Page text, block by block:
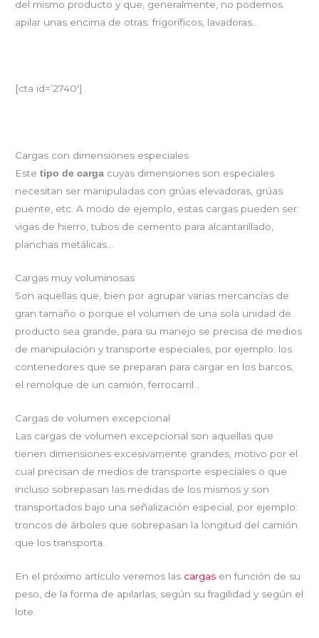
del mismo producto y que, generalmente, no podemos
apilar unas encima de otras: frigoríficos, lavadoras…
[cta id=’2740′]
Cargas con dimensiones especiales
Estetipo de carga cuyas dimensiones son especiales
necesitan ser manipuladas con grúas elevadoras, grúas
puente, etc. A modo de ejemplo, estas cargas pueden ser:
vigas de hierro, tubos de cemento para alcantarillado,
planchas metálicas…
Cargas muy voluminosas
Son aquellas que, bien por agrupar varias mercancías de
gran tamaño o porque el volumen de una sola unidad de
producto sea grande, para su manejo se precisa de medios
de manipulación y transporte especiales, por ejemplo: los
contenedores que se preparan para cargar en los barcos,
el remolque de un camión, ferrocarril…
Cargas de volumen excepcional
Las cargas de volumen excepcional son aquellas que
tienen dimensiones excesivamente grandes, motivo por el
cual precisan de medios de transporte especiales o que
incluso sobrepasan las medidas de los mismos y son
transportados bajo una señalización especial, por ejemplo:
troncos de árboles que sobrepasan la longitud del camión
que los transporta.
En el próximo artículo veremos las cargas en función de su
peso, de la forma de apilarlas, según su fragilidad y según el
lote.